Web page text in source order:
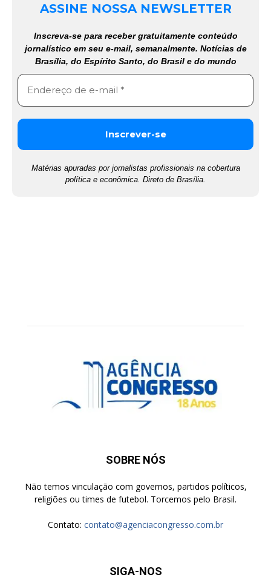
ASSINE NOSSA NEWSLETTER
Inscreva-se para receber gratuitamente conteúdo
jornalístico em seu e-mail, semanalmente. Notícias de
Brasília, do Espírito Santo, do Brasil e do mundo
Matérias apuradas por jornalistas profissionais na cobertura
política e econômica. Direto de Brasília.
SOBRE NÓS
Não temos vinculação com governos, partidos políticos,
religiões ou times de futebol. Torcemos pelo Brasil.
Contato: contato@agenciacongresso.com.br
SIGA-NOS